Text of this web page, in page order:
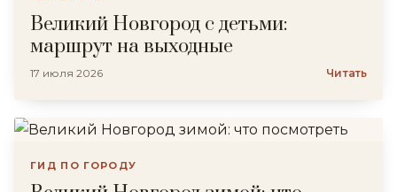
Великий Новгород с детьми:
маршрут на выходные
17 июля 2026 Читать
ГИД ПО ГОРОДУ